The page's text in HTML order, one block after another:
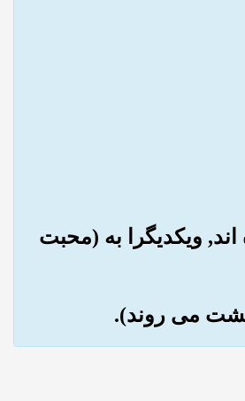
اند, ویکدیگرا به (محبت